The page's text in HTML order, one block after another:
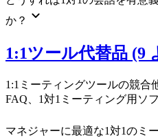
か？
1:1ツール代替品 (9
1:1ミーティングツールの競合
FAQ、1対1ミーティング用ソ
マネジャーに最適な1対1のミ